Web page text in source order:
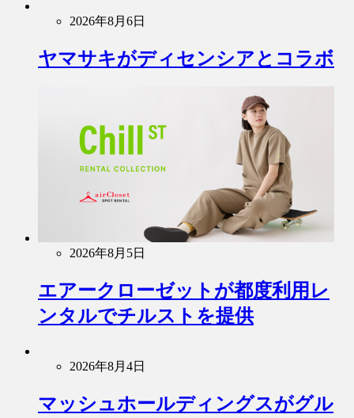
2026年8月6日
ヤマサキがディセンシアとコラボ
2026年8月5日
エアークローゼットが都度利用レ
ンタルでチルストを提供
2026年8月4日
マッシュホールディングスがグル